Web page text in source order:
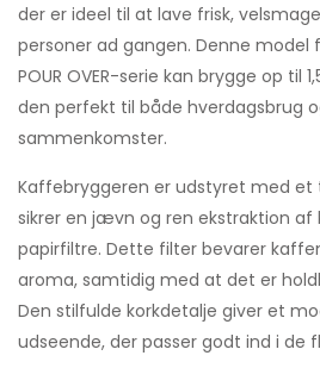
der er ideel til at lave frisk,
personer ad gangen. Denne
POUR OVER-serie kan brygge op til
den perfekt til både hverdagsbrug
sammenkomster.
Kaffebryggeren er udstyret med
sikrer en jævn og ren ekstraktion
papirfiltre. Dette filter bevarer
aroma, samtidig med at det er
Den stilfulde korkdetalje giver et
udseende, der passer godt ind i de